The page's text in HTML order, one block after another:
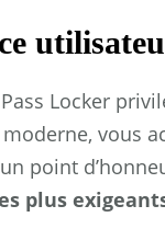
Locker
vous
point
plus